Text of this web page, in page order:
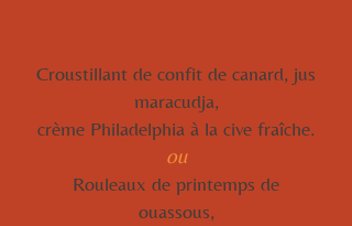
Croustillant de confit de canard, jus
maracudja,
crème Philadelphia à la cive fraîche.
Rouleaux de printemps de
ouassous,
ou